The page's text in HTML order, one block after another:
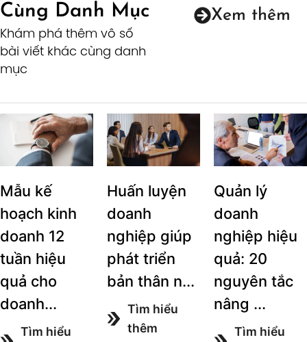
Cùng Danh Mục
Khám phá thêm vô số
bài viết khác cùng danh
mục
Xem thêm
Mẫu kế
hoạch kinh
doanh 12
tuần hiệu
quả cho
doanh...
Tìm hiểu
Huấn luyện
doanh
nghiệp giúp
phát triển
bản thân n...
Tìm hiểu
thêm
Quản lý
doanh
nghiệp hiệu
quả: 20
nguyên tắc
nâng ...
Tìm hiểu